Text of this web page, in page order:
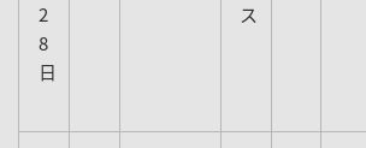
2
8
日
ス